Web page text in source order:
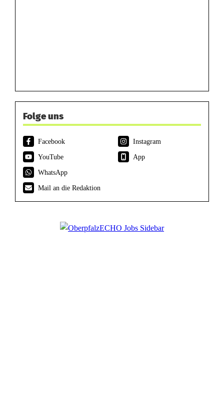
Folge uns
Facebook
Instagram
YouTube
App
WhatsApp
Mail an die Redaktion